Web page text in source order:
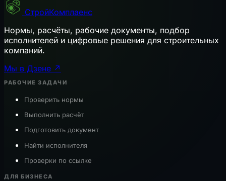
СтройКомплаенс
Нормы, расчёты, рабочие документы, подбор
исполнителей и цифровые решения для строительных
компаний.
Мы в Дзене ↗
РАБОЧИЕ ЗАДАЧИ
Проверить нормы
Выполнить расчёт
Подготовить документ
Найти исполнителя
Проверки по ссылке
ДЛЯ БИЗНЕСА